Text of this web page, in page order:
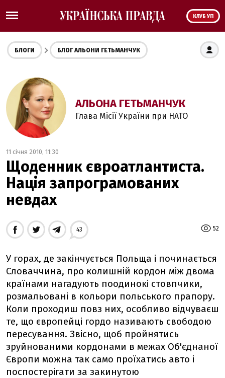
КЛУБ УП
БЛОГИ БЛОГ АЛЬОНИ ГЕТЬМАНЧУК
АЛЬОНА ГЕТЬМАНЧУК
Глава Місії України при НАТО
11 січня 2010, 11:30
Щоденник євроатлантиста.
Нація запрограмованих
невдах
52
43
У горах, де закінчується Польща і починається
Словаччина, про колишній кордон між двома
країнами нагадують поодинокі стовпчики,
розмальовані в кольори польського прапору.
Коли проходиш повз них, особливо відчуваєш
те, що європейці гордо називають свободою
пересування. Звісно, щоб пройнятись
зруйнованими кордонами в межах Об'єднаної
Європи можна так само проїхатись авто і
поспостерігати за закинутою